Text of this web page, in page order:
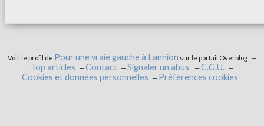
Voir le profil de Pour une vraie gauche à Lannion sur le portail Overblog
Top articles Contact Signaler un abus
C.G.U.
Cookies et données personnelles
Préférences cookies